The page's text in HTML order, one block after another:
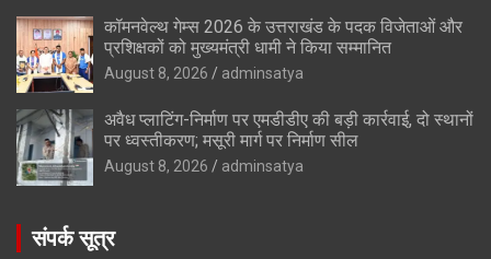
कॉमनवेल्थ गेम्स 2026 के उत्तराखंड के पदक विजेताओं और
प्रशिक्षकों को मुख्यमंत्री धामी ने किया सम्मानित
August 8, 2026 adminsatya
अवैध प्लाटिंग-निर्माण पर एमडीडीए की बड़ी कार्रवाई, दो स्थानों
पर ध्वस्तीकरण; मसूरी मार्ग पर निर्माण सील
August 8, 2026 adminsatya
संपर्क सूत्र